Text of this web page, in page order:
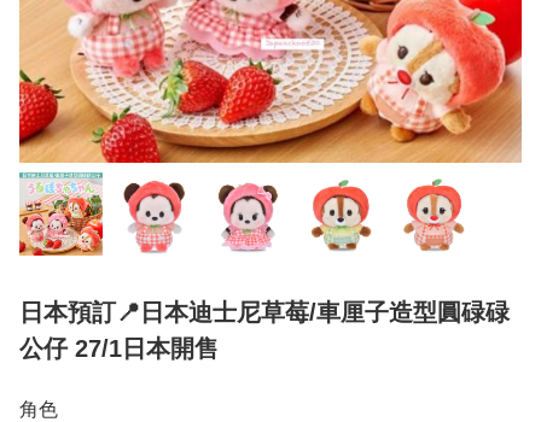
日本預訂📍日本迪士尼草莓/車厘子造型圓碌碌
公仔 27/1日本開售
角色